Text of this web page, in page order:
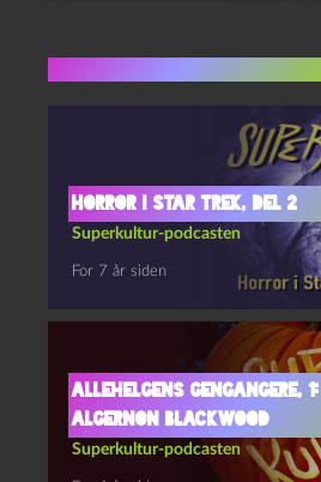
Horror i Star Trek, del 2
Superkultur-podcasten
For 7 år siden
Allehelgens gengangere,
Algernon Blackwood
Superkultur-podcasten